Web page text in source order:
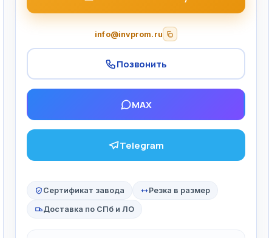
info@invprom.ru
Позвонить
MAX
Telegram
Сертификат завода Резка в размер
Доставка по СПб и ЛО